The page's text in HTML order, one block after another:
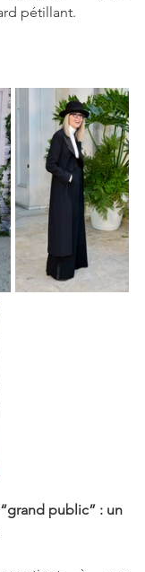
pétillant.
public” : un